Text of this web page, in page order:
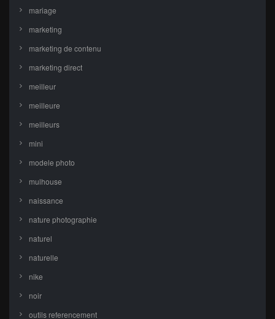
mariage
marketing
marketing de contenu
marketing direct
meilleur
meilleure
meilleurs
mini
modele photo
mulhouse
naissance
nature photographie
naturel
naturelle
nike
noir
outils referencement